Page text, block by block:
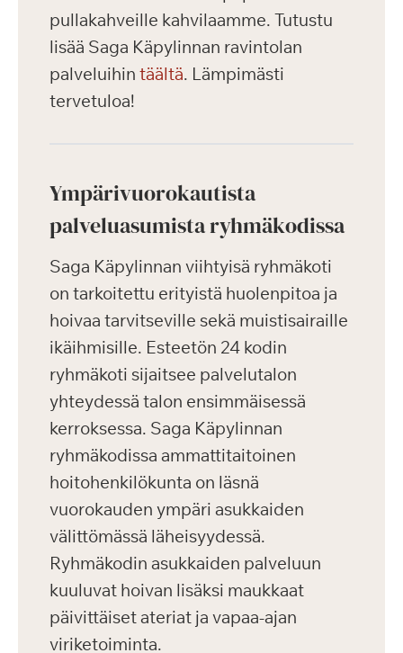
pullakahveille kahvilaamme. Tutustu
lisää Saga Käpylinnan ravintolan
palveluihin täältä. Lämpimästi
tervetuloa!
Ympärivuorokautista
palveluasumista ryhmäkodissa
Saga Käpylinnan viihtyisä ryhmäkoti
on tarkoitettu erityistä huolenpitoa ja
hoivaa tarvitseville sekä muistisairaille
ikäihmisille. Esteetön 24 kodin
ryhmäkoti sijaitsee palvelutalon
yhteydessä talon ensimmäisessä
kerroksessa. Saga Käpylinnan
ryhmäkodissa ammattitaitoinen
hoitohenkilökunta on läsnä
vuorokauden ympäri asukkaiden
välittömässä läheisyydessä.
Ryhmäkodin asukkaiden palveluun
kuuluvat hoivan lisäksi maukkaat
päivittäiset ateriat ja vapaa-ajan
viriketoiminta.